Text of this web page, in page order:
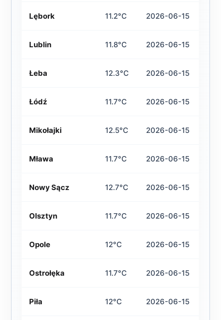
Lębork 11.2°C 2026-06-15
Lublin 11.8°C 2026-06-15
Łeba 12.3°C 2026-06-15
Łódź 11.7°C 2026-06-15
Mikołajki 12.5°C 2026-06-15
Mława 11.7°C 2026-06-15
Nowy Sącz 12.7°C 2026-06-15
Olsztyn 11.7°C 2026-06-15
Opole 12°C 2026-06-15
Ostrołęka 11.7°C 2026-06-15
Piła 12°C 2026-06-15